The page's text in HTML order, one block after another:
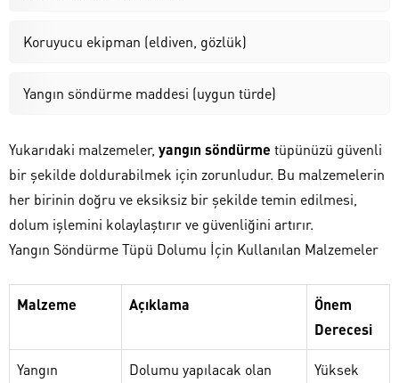
Koruyucu ekipman (eldiven, gözlük)
Yangın söndürme maddesi (uygun türde)
Yukarıdaki malzemeler, yangın söndürme tüpünüzü güvenli
bir şekilde doldurabilmek için zorunludur. Bu malzemelerin
her birinin doğru ve eksiksiz bir şekilde temin edilmesi,
dolum işlemini kolaylaştırır ve güvenliğini artırır.
Yangın Söndürme Tüpü Dolumu İçin Kullanılan Malzemeler
Malzeme Açıklama
Önem
Derecesi
Yangın
Dolumu yapılacak olan
Yüksek